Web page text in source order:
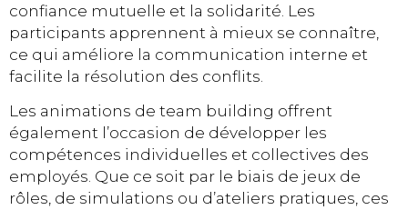
confiance mutuelle et la solidarité. Les
participants apprennent à mieux se connaître,
ce qui améliore la communication interne et
facilite la résolution des conflits.
Les animations de team building offrent
également l’occasion de développer les
compétences individuelles et collectives des
employés. Que ce soit par le biais de jeux de
rôles, de simulations ou d’ateliers pratiques, ces